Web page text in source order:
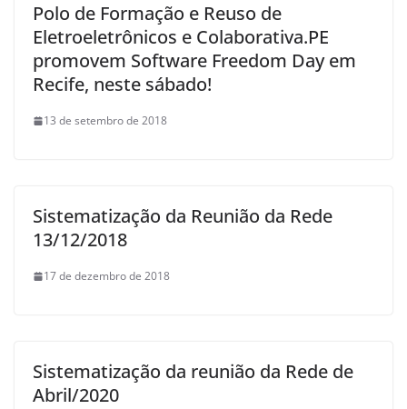
Polo de Formação e Reuso de
Eletroeletrônicos e Colaborativa.PE
promovem Software Freedom Day em
Recife, neste sábado!
13 de setembro de 2018
Sistematização da Reunião da Rede
13/12/2018
17 de dezembro de 2018
Sistematização da reunião da Rede de
Abril/2020